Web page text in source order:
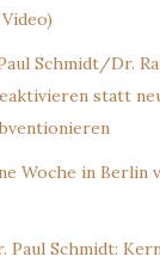
Schmidt/Dr.
statt
Woche in Berlin
Paul Schmidt: